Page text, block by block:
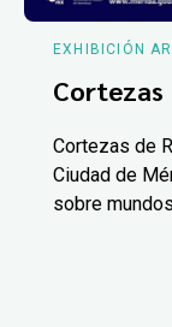
EXHIBICIÓN
Cortezas
Cortezas de
Ciudad de
sobre